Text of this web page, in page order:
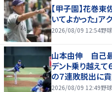
【甲子園】花巻
いてよかった」
2026/08/09 12:54野球
山本由伸 自己
デント乗り越え
の７連敗脱出に
2026/08/09 12:49野球